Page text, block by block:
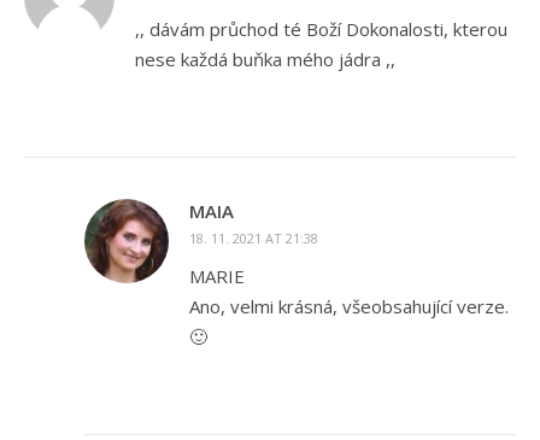
,, dávám průchod té Boží Dokonalosti, kterou
nese každá buňka mého jádra ,,
MAIA
18. 11. 2021 AT 21:38
MARIE
Ano, velmi krásná, všeobsahující verze.
🙂